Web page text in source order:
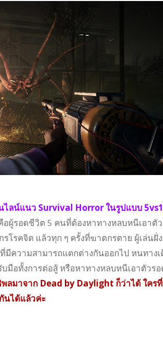
ไลน์แนว Survival Horror ในรูปแบบ 5vs1
อผู้รอดชีวิต 5 คนที่ต้องหาทางหลบหนีเอาตัว
โรคจิต แล้วทุก ๆ ครั้งที่ฆาตกรตาย ผู้เล่นฝั่ง
มีความสามารถแตกต่างกันออกไป หนทางเ
มือทั้งการต่อสู้ หรือหาทางหลบหนีเอาตัวร
ลมาจาก Dead by Daylight ก็ว่าได้ ใคร
นได้แล้วค่ะ